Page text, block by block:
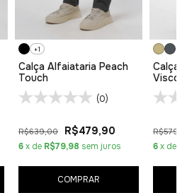
+1
Calça Alfaiataria Peach
Touch
(0)
R$639,00 R$479,90
6 x de R$79,98 sem juros
COMPRAR
Calça
6 x de